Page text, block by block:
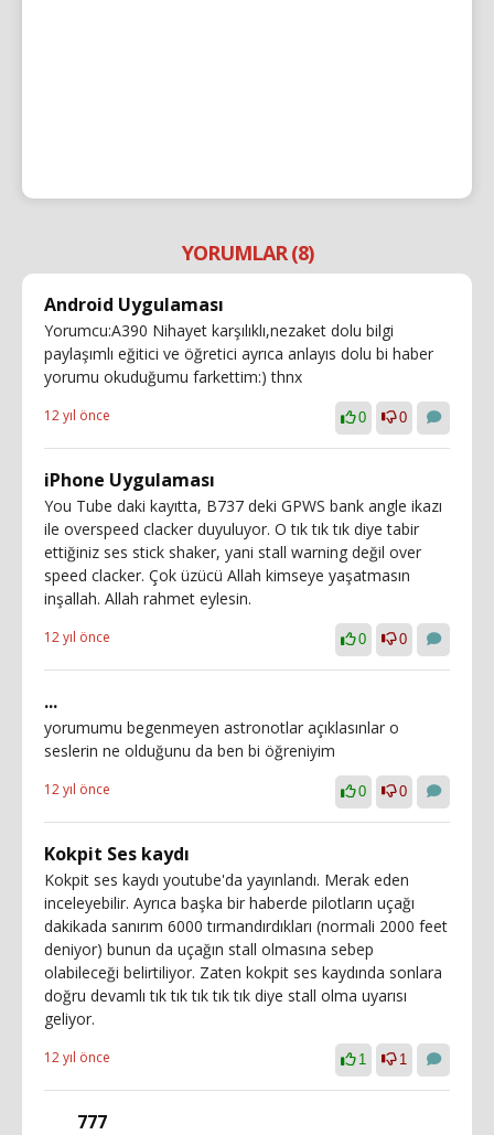
YORUMLAR (8)
Android Uygulaması
Yorumcu:A390 Nihayet karşılıklı,nezaket dolu bilgi
paylaşımlı eğitici ve öğretici ayrıca anlayıs dolu bi haber
yorumu okuduğumu farkettim:) thnx
12 yıl önce 0 0
iPhone Uygulaması
You Tube daki kayıtta, B737 deki GPWS bank angle ikazı
ile overspeed clacker duyuluyor. O tık tık tık diye tabir
ettiğiniz ses stick shaker, yani stall warning değil over
speed clacker. Çok üzücü Allah kimseye yaşatmasın
inşallah. Allah rahmet eylesin.
12 yıl önce 0 0
...
yorumumu begenmeyen astronotlar açıklasınlar o
seslerin ne olduğunu da ben bi öğreniyim
12 yıl önce 0 0
Kokpit Ses kaydı
Kokpit ses kaydı youtube'da yayınlandı. Merak eden
inceleyebilir. Ayrıca başka bir haberde pilotların uçağı
dakikada sanırım 6000 tırmandırdıkları (normali 2000 feet
deniyor) bunun da uçağın stall olmasına sebep
olabileceği belirtiliyor. Zaten kokpit ses kaydında sonlara
doğru devamlı tık tık tık tık tık diye stall olma uyarısı
geliyor.
12 yıl önce 1 1
777